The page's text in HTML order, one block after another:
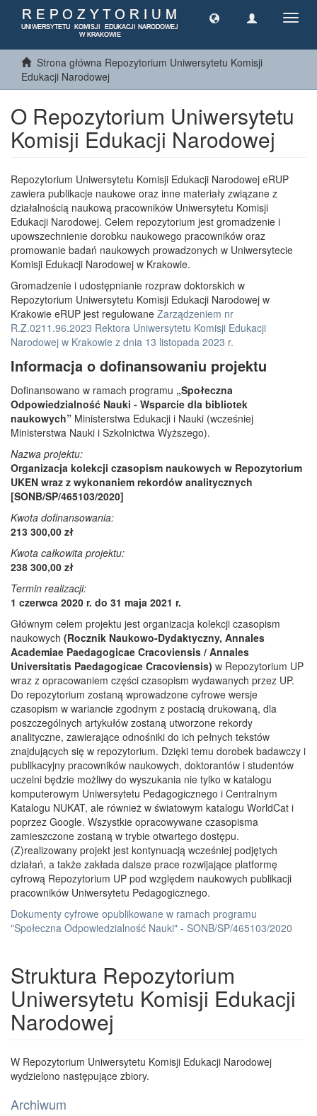
Strona główna Repozytorium Uniwersytetu Komisji
Edukacji Narodowej
O Repozytorium Uniwersytetu
Komisji Edukacji Narodowej
Repozytorium Uniwersytetu Komisji Edukacji Narodowej eRUP
zawiera publikacje naukowe oraz inne materiały związane z
działalnością naukową pracowników Uniwersytetu Komisji
Edukacji Narodowej. Celem repozytorium jest gromadzenie i
upowszechnienie dorobku naukowego pracowników oraz
promowanie badań naukowych prowadzonych w Uniwersytecie
Komisji Edukacji Narodowej w Krakowie.
Gromadzenie i udostępnianie rozpraw doktorskich w
Repozytorium Uniwersytetu Komisji Edukacji Narodowej w
Krakowie eRUP jest regulowane Zarządzeniem nr
R.Z.0211.96.2023 Rektora Uniwersytetu Komisji Edukacji
Narodowej w Krakowie z dnia 13 listopada 2023 r.
Informacja o dofinansowaniu projektu
Dofinansowano w ramach programu „Społeczna
Odpowiedzialność Nauki - Wsparcie dla bibliotek
naukowych” Ministerstwa Edukacji i Nauki (wcześniej
Ministerstwa Nauki i Szkolnictwa Wyższego).
Nazwa projektu:
Organizacja kolekcji czasopism naukowych w Repozytorium
UKEN wraz z wykonaniem rekordów analitycznych
[SONB/SP/465103/2020]
Kwota dofinansowania:
213 300,00 zł
Kwota całkowita projektu:
238 300,00 zł
Termin realizacji:
1 czerwca 2020 r. do 31 maja 2021 r.
Głównym celem projektu jest organizacja kolekcji czasopism
naukowych (Rocznik Naukowo-Dydaktyczny, Annales
Academiae Paedagogicae Cracoviensis / Annales
Universitatis Paedagogicae Cracoviensis) w Repozytorium UP
wraz z opracowaniem części czasopism wydawanych przez UP.
Do repozytorium zostaną wprowadzone cyfrowe wersje
czasopism w wariancie zgodnym z postacią drukowaną, dla
poszczególnych artykułów zostaną utworzone rekordy
analityczne, zawierające odnośniki do ich pełnych tekstów
znajdujących się w repozytorium. Dzięki temu dorobek badawczy i
publikacyjny pracowników naukowych, doktorantów i studentów
uczelni będzie możliwy do wyszukania nie tylko w katalogu
komputerowym Uniwersytetu Pedagogicznego i Centralnym
Katalogu NUKAT, ale również w światowym katalogu WorldCat i
poprzez Google. Wszystkie opracowywane czasopisma
zamieszczone zostaną w trybie otwartego dostępu.
(Z)realizowany projekt jest kontynuacją wcześniej podjętych
działań, a także zakłada dalsze prace rozwijające platformę
cyfrową Repozytorium UP pod względem naukowych publikacji
pracowników Uniwersytetu Pedagogicznego.
Dokumenty cyfrowe opublikowane w ramach programu
"Społeczna Odpowiedzialność Nauki" - SONB/SP/465103/2020
Struktura Repozytorium
Uniwersytetu Komisji Edukacji
Narodowej
W Repozytorium Uniwersytetu Komisji Edukacji Narodowej
wydzielono następujące zbiory.
Archiwum